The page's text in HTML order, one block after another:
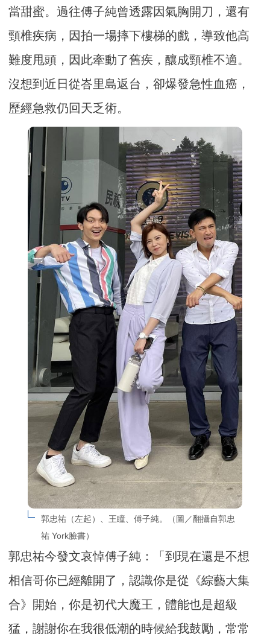
當甜蜜。過往傅子純曾透露因氣胸開刀，還有
頸椎疾病，因拍一場摔下樓梯的戲，導致他高
難度甩頭，因此牽動了舊疾，釀成頸椎不適。
沒想到近日從峇里島返台，卻爆發急性血癌，
歷經急救仍回天乏術。
郭忠祐（左起）、王瞳、傅子純。（圖／翻攝自郭忠
祐 York臉書）
郭忠祐今發文哀悼傅子純：「到現在還是不想
相信哥你已經離開了，認識你是從《綜藝大集
合》開始，你是初代大魔王，體能也是超級
猛，謝謝你在我很低潮的時候給我鼓勵，常常